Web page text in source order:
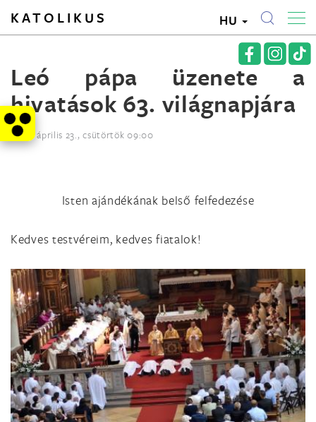
KATOLIKUS HU
Leó pápa üzenete a
hivatások 63. világnapjára
2026. április 23., csütörtök 09:00
Isten ajándékának belső felfedezése
Kedves testvéreim, kedves fiatalok!